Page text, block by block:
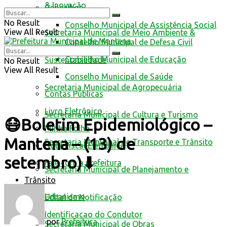
Conselhos
Conselho Municipal de Assistência Social
Conselho Municipal de Defesa Civil
Conselho Municipal de Educação
Conselho Municipal de Saúde
Contas Públicas
Livro Eletrônico
Minha Folha
Nota Fiscal Eletrônica
Fale com a prefeitura
Trânsito
Edital de Notificação
Identificacao do Condutor
& Inovação
Secretaria Municipal de Meio Ambiente &
Sustentabilidade
Secretaria Municipal de Agropecuária
Secretaria Municipal de Cultura e Turismo
Secretaria Municipal de Transporte e Trânsito
Secretaria Municipal de Planejamento e
Urbanismo
Secretaria Municipal de Obras
No Result
View All Result
No Result
View All Result
😷Boletim Epidemiológico –
Mantena – (13) de
setembro)⬇
por Prefeitura